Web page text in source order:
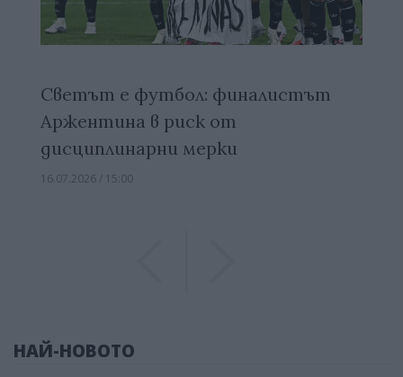
Светът е футбол: финалистът
Аржентина в риск от
дисциплинарни мерки
16.07.2026 / 15:00
НАЙ-НОВОТО